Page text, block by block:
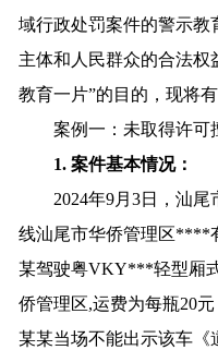
域行政处罚案件的警示教
主体和人民群众的合法权
教育一片”的目的，现将
案例一：未取得许可
1.案件基本情况：
2024年9月3日，汕尾
线汕尾市华侨管理区****
某驾驶粤VKY***轻型厢
侨管理区,运费为每瓶20
某某当场不能出示该车《